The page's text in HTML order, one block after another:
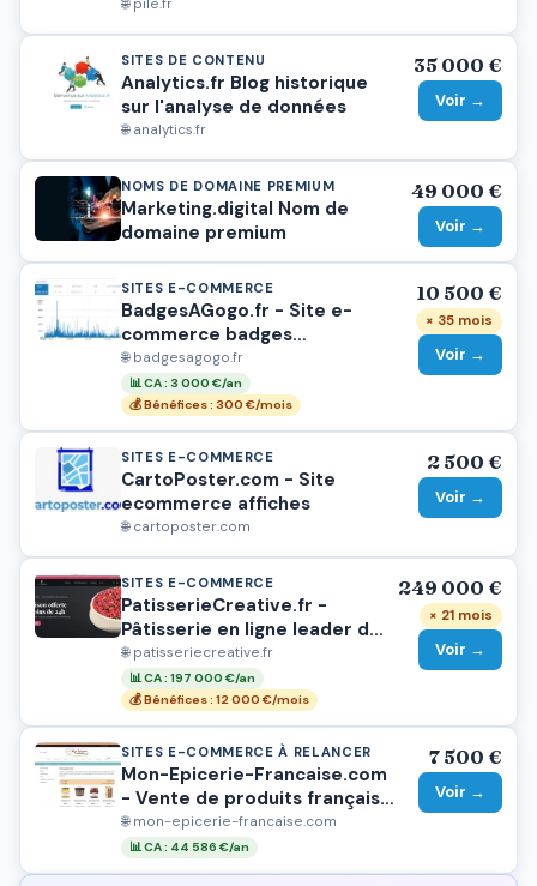
SITES DE CONTENU
Analytics.fr Blog historique
sur l'analyse de données
🌐 analytics.fr
35 000 €
Voir →
NOMS DE DOMAINE PREMIUM
Marketing.digital Nom de
domaine premium
49 000 €
Voir →
SITES E-COMMERCE
BadgesAGogo.fr - Site e-
commerce badges
personnalisés + stock
conséquent + matériel + SEO
solide (activité à fort
potentiel)
🌐 badgesagogo.fr
📊 CA : 3 000 €/an
💰 Bénéfices : 300 €/mois
10 500 €
× 35 mois
Voir →
SITES E-COMMERCE
CartoPoster.com - Site
ecommerce affiches
🌐 cartoposter.com
2 500 €
Voir →
SITES E-COMMERCE
PatisserieCreative.fr -
Pâtisserie en ligne leader du
cake design et gâteau
personnalisé à Paris -
20.000€ de CA/Mois
🌐 patisseriecreative.fr
📊 CA : 197 000 €/an
💰 Bénéfices : 12 000 €/mois
249 000 €
× 21 mois
Voir →
SITES E-COMMERCE À RELANCER
Mon-Epicerie-Francaise.com
- Vente de produits français
aux expatriés
🌐 mon-epicerie-francaise.com
📊 CA : 44 586 €/an
7 500 €
Voir →